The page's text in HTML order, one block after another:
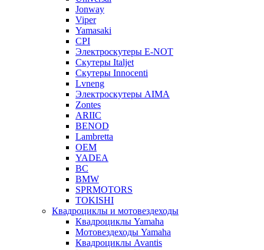
Jonway
Viper
Yamasaki
CPI
Электроскутеры E-NOT
Скутеры Italjet
Скутеры Innocenti
Lvneng
Электроскутеры AIMA
Zontes
ARIIC
BENOD
Lambretta
OEM
YADEA
BC
BMW
SPRMOTORS
TOKISHI
Квадроциклы и мотовездеходы
Квадроциклы Yamaha
Мотовездеходы Yamaha
Квадроциклы Avantis